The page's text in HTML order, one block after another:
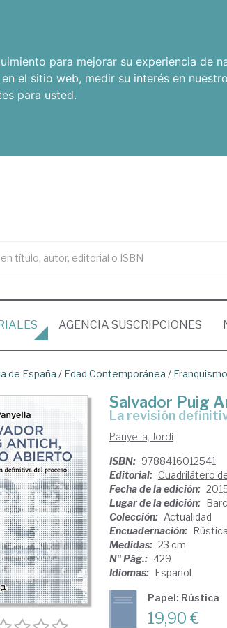
para mejorar su experiencia de
el sitio web, medir su interés en
para usted.
AGENCIA SUSCRIPCIONES
de España / Edad Contemporánea / Franquismo
Salvador Puig
la revisión
Panyella, Jordi
ISBN: 9788416012541
Editorial: Cuadrilátero
Fecha de la edición:
Lugar de la edición:
Colección: Actualidad
Encuadernación: Rústica
Medidas: 23 cm
Nº Pág.: 429
Idiomas: Español
Papel: Rústica
19,90 €